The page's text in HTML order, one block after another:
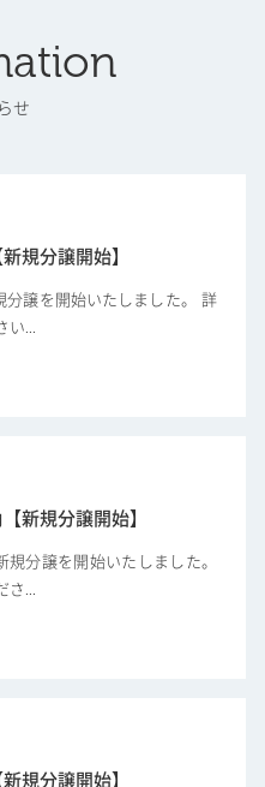
せ
規分譲開始】
分譲を開始いたしました。 詳
い...
新規分譲開始】
規分譲を開始いたしました。
さ...
規分譲開始】